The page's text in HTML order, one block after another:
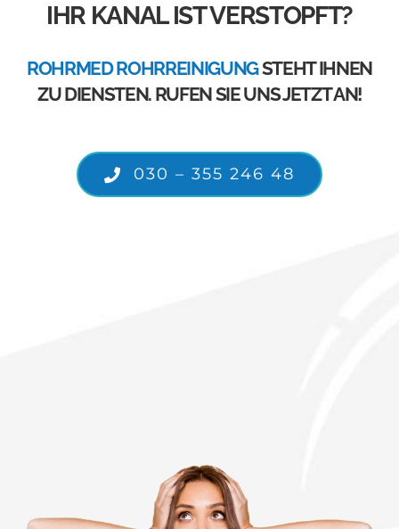
IHR KANAL IST VERSTOPFT?
ROHRMED ROHRREINIGUNGSTEHT IHNEN
ZU DIENSTEN. RUFEN SIE UNS JETZT AN!
030 – 355 246 48